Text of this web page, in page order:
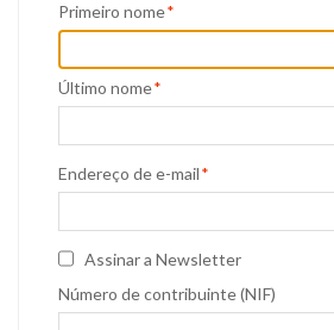
*
Primeiro nome
*
Último nome
*
Endereço de e-mail
Assinar a Newsletter
Número de contribuinte (NIF)